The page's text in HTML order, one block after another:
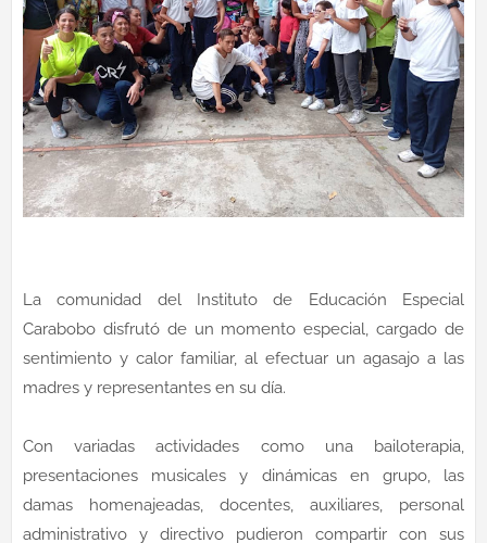
La comunidad del Instituto de Educación Especial
Carabobo disfrutó de un momento especial, cargado de
sentimiento y calor familiar, al efectuar un agasajo a las
madres y representantes en su día.
Con variadas actividades como una bailoterapia,
presentaciones musicales y dinámicas en grupo, las
damas homenajeadas, docentes, auxiliares, personal
administrativo y directivo pudieron compartir con sus